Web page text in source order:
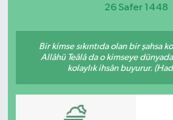
26 Safer 1448
Bir kimse sıkıntıda olan bir şahsa
Allâhü Teâlâ da o kimseye
kolaylık ihsân buyurur.
Haber Arşivi